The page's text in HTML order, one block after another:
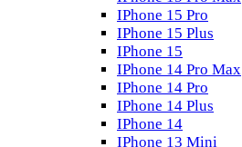
IPhone 15 Pro
IPhone 15 Plus
IPhone 15
IPhone 14 Pro Max
IPhone 14 Pro
IPhone 14 Plus
IPhone 14
IPhone 13 Mini